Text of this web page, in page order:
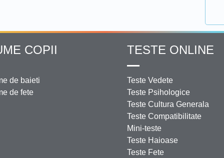
COPII
de baieti
de fete
TESTE ONLINE
Teste Vedete
Teste Psihologice
Teste Cultura Generala
Teste Compatibilitate
Mini-teste
Teste Haioase
Teste Fete